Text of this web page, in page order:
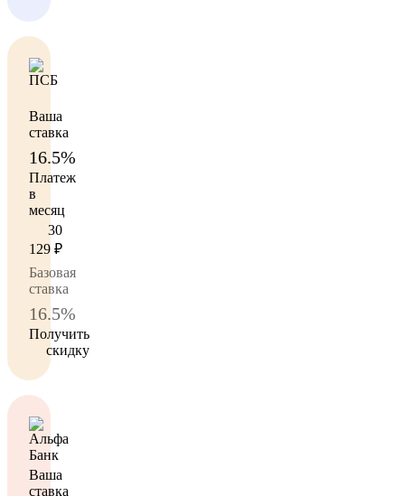
Ваша
ставка
16.5%
Платеж
в
месяц
30
129 ₽
Базовая
ставка
16.5%
Получить
скидку
Ваша
ставка